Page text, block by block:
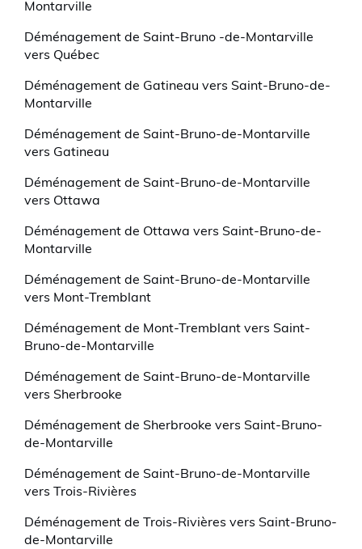
Montarville
Déménagement de Saint-Bruno -de-Montarville
vers Québec
Déménagement de Gatineau vers Saint-Bruno-de-
Montarville
Déménagement de Saint-Bruno-de-Montarville
vers Gatineau
Déménagement de Saint-Bruno-de-Montarville
vers Ottawa
Déménagement de Ottawa vers Saint-Bruno-de-
Montarville
Déménagement de Saint-Bruno-de-Montarville
vers Mont-Tremblant
Déménagement de Mont-Tremblant vers Saint-
Bruno-de-Montarville
Déménagement de Saint-Bruno-de-Montarville
vers Sherbrooke
Déménagement de Sherbrooke vers Saint-Bruno-
de-Montarville
Déménagement de Saint-Bruno-de-Montarville
vers Trois-Rivières
Déménagement de Trois-Rivières vers Saint-Bruno-
de-Montarville